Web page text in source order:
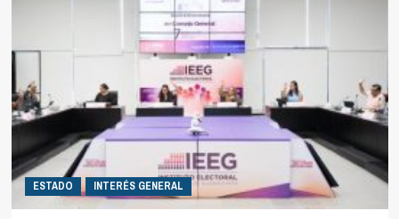
ESTADO INTERÉS GENERAL